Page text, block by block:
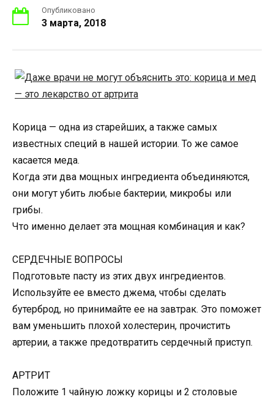
Опубликовано
3 марта, 2018
Корица — одна из старейших, а также самых
известных специй в нашей истории. То же самое
касается меда.
Когда эти два мощных ингредиента объединяются,
они могут убить любые бактерии, микробы или
грибы.
Что именно делает эта мощная комбинация и как?
СЕРДЕЧНЫЕ ВОПРОСЫ
Подготовьте пасту из этих двух ингредиентов.
Используйте ее вместо джема, чтобы сделать
бутерброд, но принимайте ее на завтрак. Это поможет
вам уменьшить плохой холестерин, прочистить
артерии, а также предотвратить сердечный приступ.
АРТРИТ
Положите 1 чайную ложку корицы и 2 столовые